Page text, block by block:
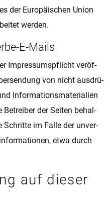
der Eu­ro­pä­i­schen Union
wer­den.
E-Mails
Im­pres­s­ums­pflicht ver­öf­
von nicht aus­drü­
In­for­ma­ti­ons­ma­te­ri­a­li­en
Be­trei­ber der Sei­ten be­hal­
Schrit­te im Falle der un­ver­
etwa durch
auf die­ser